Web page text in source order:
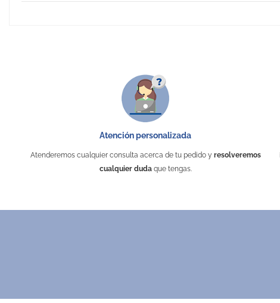
Atención personalizada
Atenderemos cualquier consulta acerca de tu pedido y resolveremos
cualquier dudaque tengas.